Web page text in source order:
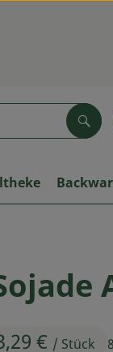
€ / Stück
zu Favouriten